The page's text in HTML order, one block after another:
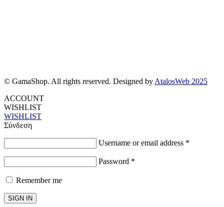
© GamaShop. All rights reserved. Designed by AtalosWeb 2025
ACCOUNT
WISHLIST
WISHLIST
Σύνδεση
Username or email address *
Password *
Remember me
SIGN IN